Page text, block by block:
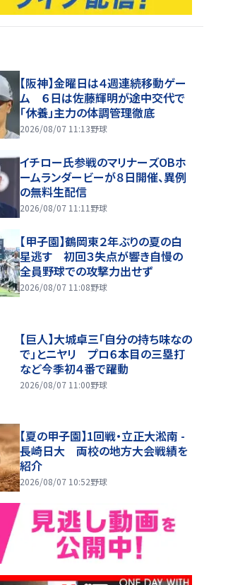
【阪神】金曜日は４週連続移動ゲー
ム ６日は佐藤輝明が途中交代で
「休養」主力の体調管理徹底
2026/08/07 11:13野球
イチロー氏参戦のマリナーズOBホ
ームランダービーが８日開催、異例
の無料生配信
2026/08/07 11:11 野球
【甲子園】鶴岡東２年ぶりの夏の白
星逃す 初回３失点が響き自慢の
全員野球での攻撃力出せず
2026/08/07 11:08野球
【巨人】大城卓三「自分の持ち味なの
で」とニヤリ プロ６本目の三塁打
など今季初４番で躍動
2026/08/07 11:00野球
【夏の甲子園】1回戦・立正大淞南 -
長崎日大 両校の地方大会戦績を
紹介
2026/08/07 10:52野球